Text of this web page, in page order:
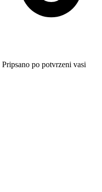
Pripsano po potvrzeni vasi